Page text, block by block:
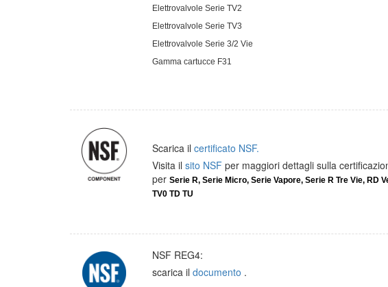
Elettrovalvole Serie TV2
Elettrovalvole Serie TV3
Elettrovalvole Serie 3/2 Vie
Gamma cartucce F31
Scarica il certificato NSF.
Visita il sito NSF per maggiori dettagli sulla
per Serie R, Serie Micro, Serie Vapore, Serie R Tre Vie, RD
TV0 TD TU
NSF REG4:
scarica il documento .